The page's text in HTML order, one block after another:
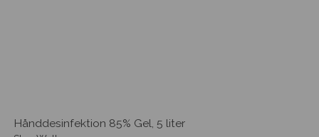
Hånddesinfektion 85% Gel, 5 liter